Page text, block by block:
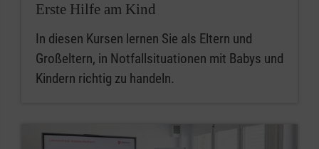
Erste Hilfe am Kind
In diesen Kursen lernen Sie als Eltern und
Großeltern, in Notfallsituationen mit Babys und
Kindern richtig zu handeln.